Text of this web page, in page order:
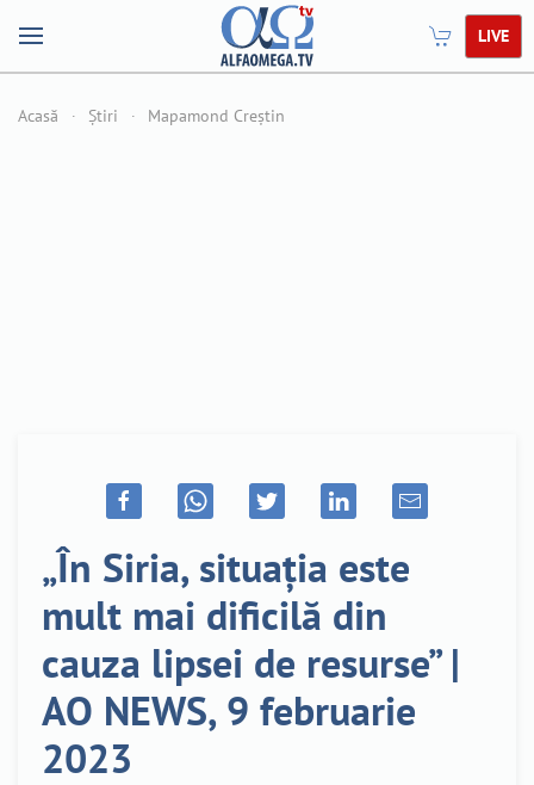
LIVE
Acasă Știri Mapamond Creștin
„În Siria, situația este
mult mai dificilă din
cauza lipsei de resurse” |
AO NEWS, 9 februarie
2023